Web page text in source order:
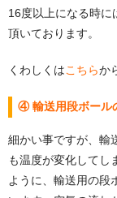
16度以上になる時に
頂いております。
くわしくはこちらか
④ 輸送用段ボール
細かい事ですが、輸
も温度が変化してし
ように、輸送用の段